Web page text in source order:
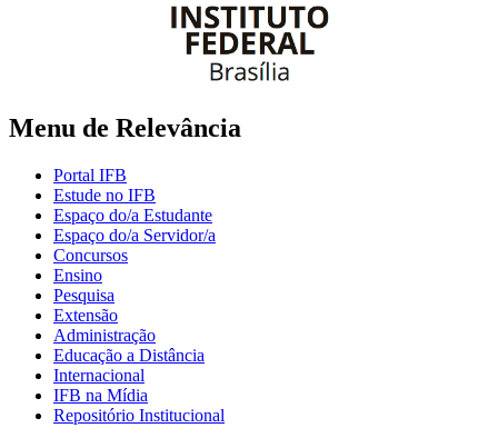
Menu de Relevância
Portal IFB
Estude no IFB
Espaço do/a Estudante
Espaço do/a Servidor/a
Concursos
Ensino
Pesquisa
Extensão
Administração
Educação a Distância
Internacional
IFB na Mídia
Repositório Institucional